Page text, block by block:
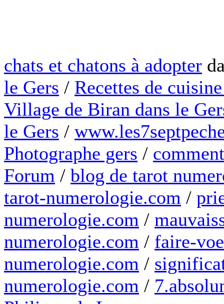
chats et chatons à adopter
le Gers / Recettes de
Village de Biran dans le
le Gers /
Photographe gers /
Forum / blog de tarot
tarot-numerologie.com /
numerologie.com /
numerologie.com / faire-
numerologie.com /
numerologie.com /